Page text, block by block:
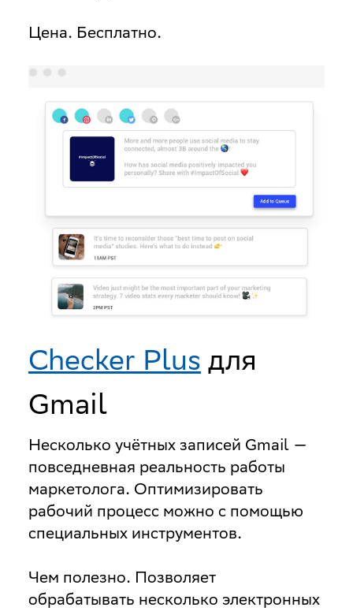
Цена. Бесплатно.
Checker Plus для
Gmail
Несколько учётных записей Gmail —
повседневная реальность работы
маркетолога. Оптимизировать
рабочий процесс можно с помощью
специальных инструментов.
Чем полезно. Позволяет
обрабатывать несколько электронных